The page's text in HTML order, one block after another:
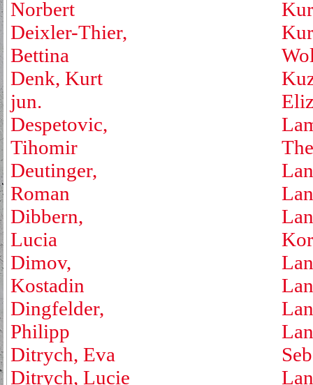
Norbert
Deixler-Thier,
Bettina
Denk, Kurt
jun.
Despetovic,
Tihomir
Deutinger,
Roman
Dibbern,
Lucia
Dimov,
Kostadin
Dingfelder,
Philipp
Ditrych, Eva
Ditrych, Lucie